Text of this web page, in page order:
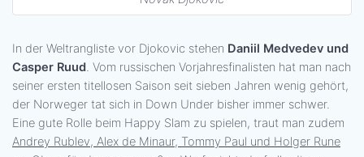
In der Weltrangliste vor Djokovic stehen Daniil Medvedev und
Casper Ruud. Vom russischen Vorjahresfinalisten hat man nach
seiner ersten titellosen Saison seit sieben Jahren wenig gehört,
der Norweger tat sich in Down Under bisher immer schwer.
Eine gute Rolle beim Happy Slam zu spielen, traut man zudem
Andrey Rublev, Alex de Minaur, Tommy Paul und Holger Rune